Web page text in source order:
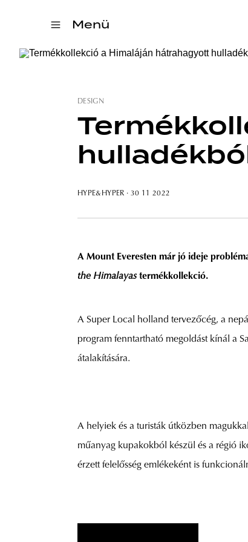
Menü
DESIGN
HYPE&HYPER · 30 11 2022
A Mount Everesten már jó ideje
the Himalayastermékkollekció.
A Super Local holland tervezőcég, a
program fenntartható megoldást kínál a
átalakítására.
A helyiek és a turisták útközben
műanyag kupakokból készül és a régió
érzett felelősség emlékeként is